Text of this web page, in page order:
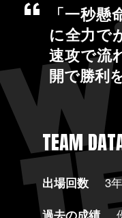
「一秒
に全力で
速攻で流
開で勝利
TEAM
出場回数
3
過去の成績